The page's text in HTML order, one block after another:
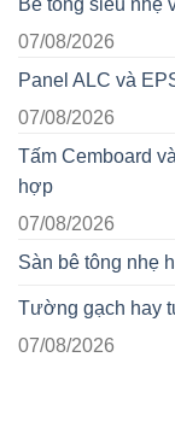
Bê tông siêu nhẹ
07/08/2026
Panel ALC và
07/08/2026
Tấm Cemboard
hợp
07/08/2026
Sàn bê tông nhẹ
Tường gạch hay
07/08/2026